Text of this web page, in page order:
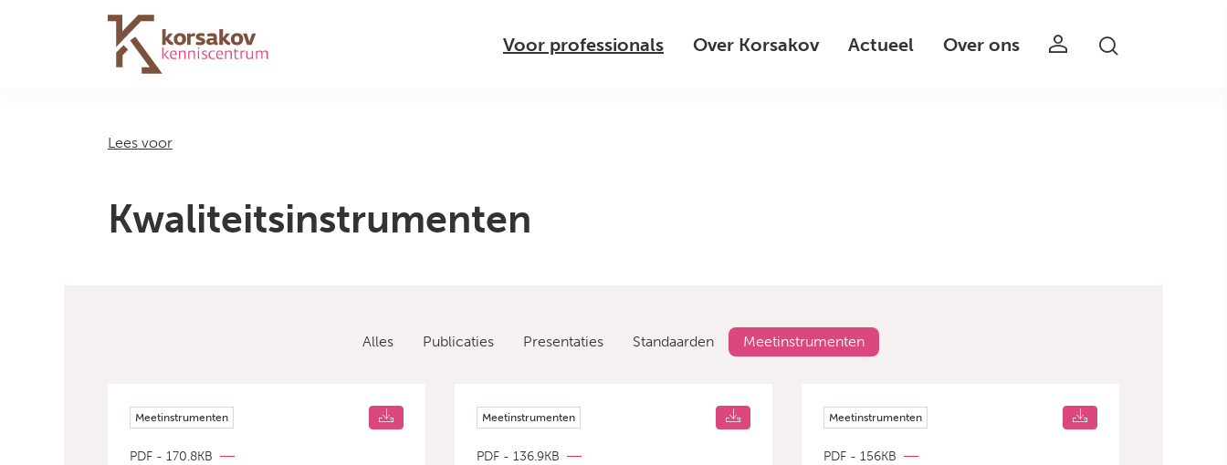
Navigation Voor professionals Over Korsakov Actueel Over ons
Lees voor
Kwaliteitsinstrumenten
Alles Publicaties Presentaties Standaarden Meetinstrumenten
Meetinstrumenten
PDF - 170.8KB
Meetinstrumenten
PDF - 136.9KB
Meetinstrumenten
PDF - 156KB